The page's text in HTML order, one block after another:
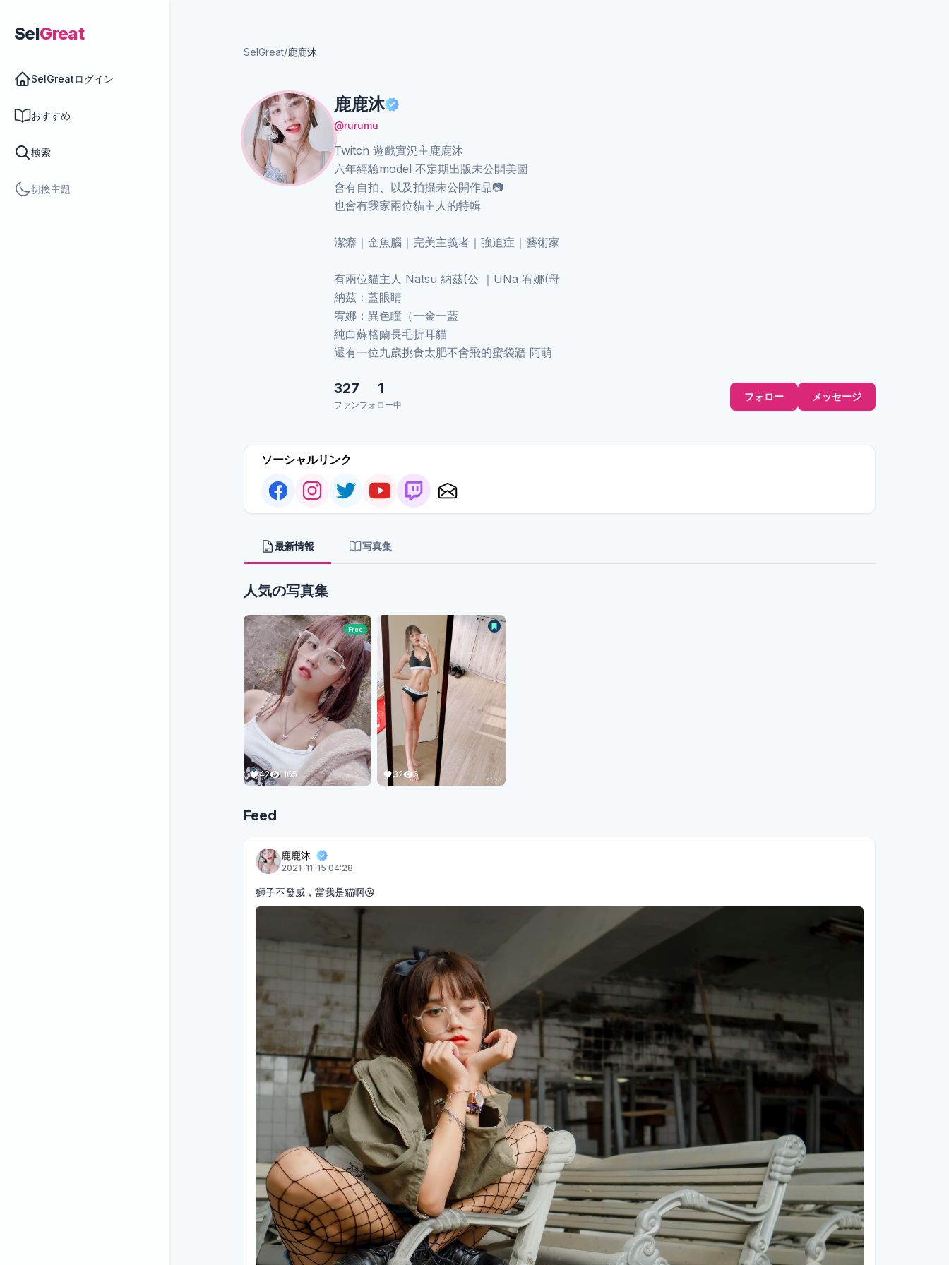
SelGreat
SelGreatログイン
おすすめ
検索
切換主題
SelGreat/鹿鹿沐
鹿鹿沐
@rurumu
Twitch 遊戲實況主鹿鹿沐
六年經驗model 不定期出版未公開美圖
會有自拍、以及拍攝未公開作品📷
也會有我家兩位貓主人的特輯
潔癖｜金魚腦｜完美主義者｜強迫症｜藝術家
有兩位貓主人 Natsu 納茲(公 ｜UNa 宥娜(母
納茲：藍眼睛
宥娜：異色瞳（一金一藍
純白蘇格蘭長毛折耳貓
還有一位九歲挑食太肥不會飛的蜜袋鼯 阿萌
327
ファン
1
フォロー中
フォロー メッセージ
ソーシャルリンク
最新情報 写真集
人気の写真集
42 1165
Free
32 6
Feed
鹿鹿沐
2021-11-15 04:28
獅子不發威，當我是貓啊😘